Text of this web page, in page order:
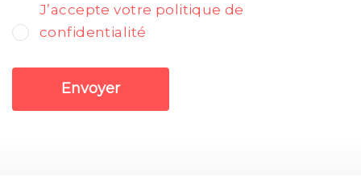
J’accepte votre politique de
confidentialité
Envoyer